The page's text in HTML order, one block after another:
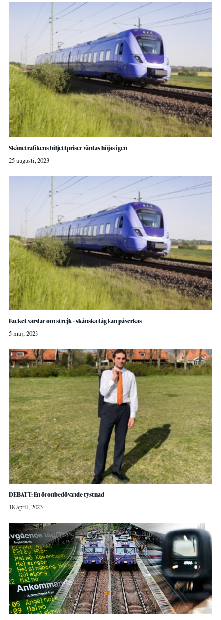
Skånetrafikens biljettpriser väntas höjas igen
25 augusti, 2023
Facket varslar om strejk – skånska tåg kan påverkas
5 maj, 2023
DEBATT: En öronbedövande tystnad
18 april, 2023